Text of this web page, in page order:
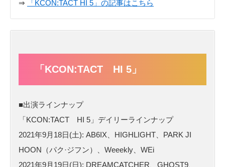
⇒
「KCON:TACT HI 5」の記事はこちら
「KCON:TACT HI 5」
■出演ラインナップ
「KCON:TACT HI 5」デイリーラインナップ
2021年9月18日(土): AB6IX、HIGHLIGHT、PARK JI
HOON（パク·ジフン）、Weeekly、WEi
2021年9月19日(日): DREAMCATCHER、GHOST9、